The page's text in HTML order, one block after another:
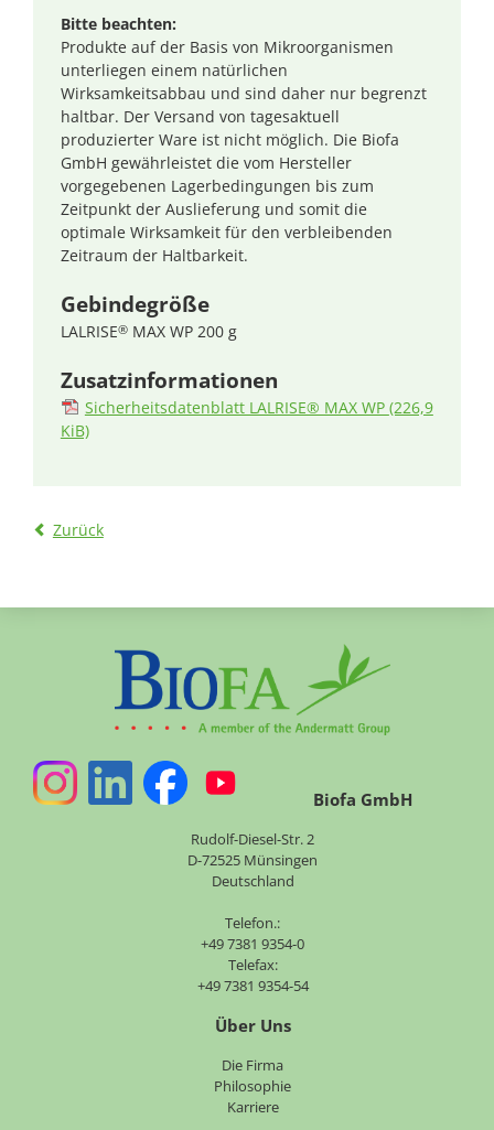
Bitte beachten:
Produkte auf der Basis von Mikroorganismen
unterliegen einem natürlichen
Wirksamkeitsabbau und sind daher nur begrenzt
haltbar. Der Versand von tagesaktuell
produzierter Ware ist nicht möglich. Die Biofa
GmbH gewährleistet die vom Hersteller
vorgegebenen Lagerbedingungen bis zum
Zeitpunkt der Auslieferung und somit die
optimale Wirksamkeit für den verbleibenden
Zeitraum der Haltbarkeit.
Gebindegröße
LALRISE®MAX WP 200 g
Zusatzinformationen
Sicherheitsdatenblatt LALRISE® MAX WP (226,9
KiB)
Zurück
Biofa GmbH
Rudolf-Diesel-Str. 2
D-72525 Münsingen
Deutschland
Telefon.:
+49 7381 9354-0
Telefax:
+49 7381 9354-54
Über Uns
Die Firma
Philosophie
Karriere